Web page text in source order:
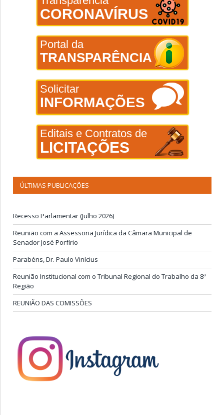
CORONAVÍRUS
Portal da
TRANSPARÊNCIA
Solicitar
INFORMAÇÕES
Editais e Contratos de
LICITAÇÕES
ÚLTIMAS PUBLICAÇÕES
Recesso Parlamentar (Julho 2026)
Reunião com a Assessoria Jurídica da Câmara Municipal de
Senador José Porfírio
Parabéns, Dr. Paulo Vinícius
Reunião Institucional com o Tribunal Regional do Trabalho da 8ª
Região
REUNIÃO DAS COMISSÕES